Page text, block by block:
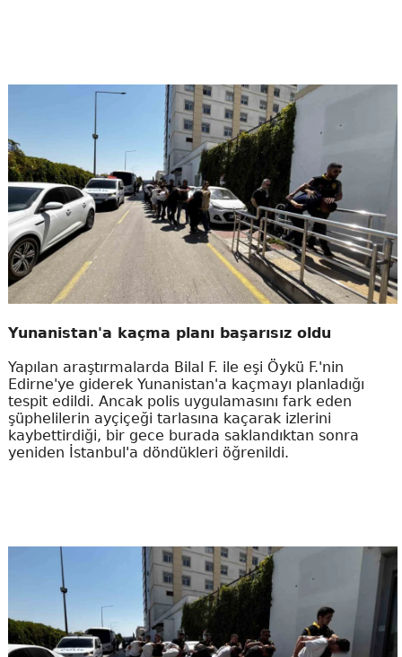
Yunanistan'a kaçma planı başarısız oldu
Yapılan araştırmalarda Bilal F. ile eşi Öykü F.'nin
Edirne'ye giderek Yunanistan'a kaçmayı planladığı
tespit edildi. Ancak polis uygulamasını fark eden
şüphelilerin ayçiçeği tarlasına kaçarak izlerini
kaybettirdiği, bir gece burada saklandıktan sonra
yeniden İstanbul'a döndükleri öğrenildi.